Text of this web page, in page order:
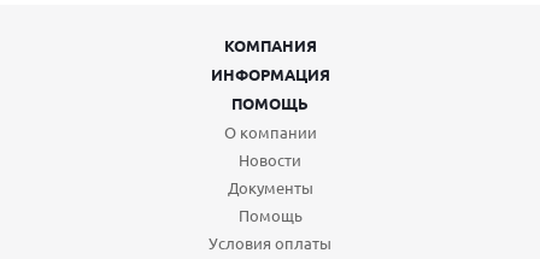
КОМПАНИЯ
ИНФОРМАЦИЯ
ПОМОЩЬ
О компании
Новости
Документы
Помощь
Условия оплаты